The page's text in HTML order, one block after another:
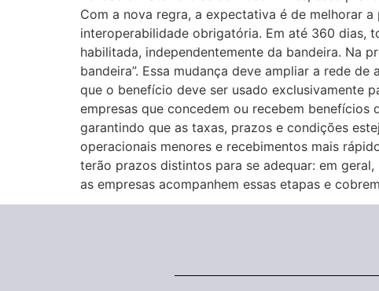
Com a nova regra, a expectativa é de melhorar
interoperabilidade obrigatória. Em até 360 dias,
habilitada, independentemente da bandeira. Na
bandeira”. Essa mudança deve ampliar a rede
que o benefício deve ser usado exclusivamente
empresas que concedem ou recebem benefícios
garantindo que as taxas, prazos e condições
operacionais menores e recebimentos mais
terão prazos distintos para se adequar: em
as empresas acompanhem essas etapas e